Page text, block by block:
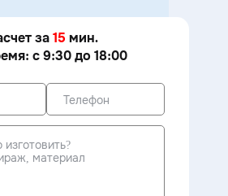
за15 мин.
с 9:30 до 18:00